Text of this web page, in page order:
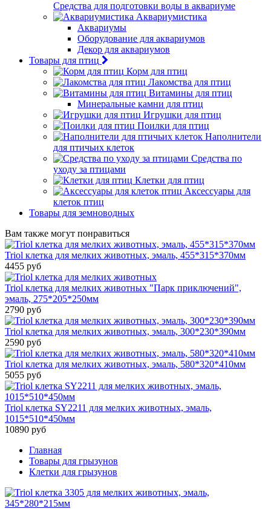
Средства для подготовки воды в аквариуме
Аквариумистика
Аквариумы
Оборудование для аквариумов
Декор для аквариумов
Товары для птиц
Корм для птиц
Лакомства для птиц
Витамины для птиц
Минеральные камни для птиц
Игрушки для птиц
Поилки для птиц
Наполнители
для птичьих клеток
Средства по
уходу за птицами
Клетки для птиц
Аксессуары для
клеток птиц
Товары для земноводных
Вам также могут понравиться
Triol клетка для мелких животных, эмаль, 455*315*370мм
4455 руб
Triol клетка для мелких животных "Парк приключений",
эмаль, 275*205*250мм
2790 руб
Triol клетка для мелких животных, эмаль, 300*230*390мм
2590 руб
Triol клетка для мелких животных, эмаль, 580*320*410мм
5055 руб
Triol клетка SY2211 для мелких животных, эмаль,
1015*510*450мм
10890 руб
Главная
Товары для грызунов
Клетки для грызунов